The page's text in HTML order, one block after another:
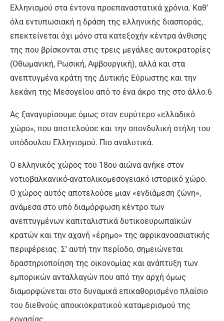
Ελληνισμού στα έντονα προεπαναστατικά χρόνια. Καθ’
όλα εντυπωσιακή η δράση της ελληνικής διασποράς,
επεκτείνεται όχι μόνο στα κατεξοχήν κέντρα άνθισης
της που βρίσκονται στις τρεις μεγάλες αυτοκρατορίες
(Οθωμανική, Ρωσική, Αψβουργική), αλλά και στα
ανεπτυγμένα κράτη της Δυτικής Εύρωστης και την
λεκάνη της Μεσογείου από το ένα άκρο της στο άλλο.6
Ας ξαναγυρίσουμε όμως στον ευρύτερο «ελλαδικό
χώρο», που αποτελούσε και την σπονδυλική στήλη του
υπόδουλου Ελληνισμού. Πιο αναλυτικά.
Ο ελληνικός χώρος του 18ου αιώνα ανήκε στον
νοτιοβαλκανικό-ανατολικομεσογειακό ιστορικό χώρο.
Ο χώρος αυτός αποτελούσε μιαν «ενδιάμεση ζώνη»,
ανάμεσα στο υπό διαμόρφωση κέντρο των
ανεπτυγμένων καπιταλιστικά δυτικοευρωπαϊκών
κρατών και την αχανή «έρημο» της αφρικανοασιατικής
περιφέρειας. Σ’ αυτή την περίοδο, σημειώνεται
δραστηριοποίηση της οικονομίας και ανάπτυξη των
εμπορικών ανταλλαγών που από την αρχή όμως
διαμορφώνεται στο δυναμικά επικαθορισμένο πλαίσιο
του διεθνούς αποικιοκρατικού καταμερισμού της